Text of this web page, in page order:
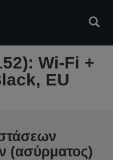
Wi-Fi +
EU
(ασύρματος)